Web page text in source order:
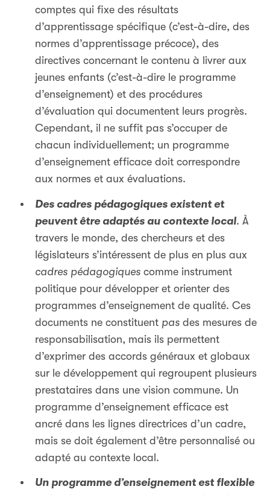
comptes qui fixe des résultats
d’apprentissage spécifique (c’est-à-dire, des
normes d’apprentissage précoce), des
directives concernant le contenu à livrer aux
jeunes enfants (c’est-à-dire le programme
d’enseignement) et des procédures
d’évaluation qui documentent leurs progrès.
Cependant, il ne suffit pas s’occuper de
chacun individuellement; un programme
d’enseignement efficace doit correspondre
aux normes et aux évaluations.
Des cadres pédagogiques existent et
peuvent être adaptés au contexte local. À
travers le monde, des chercheurs et des
législateurs s’intéressent de plus en plus aux
cadres pédagogiques comme instrument
politique pour développer et orienter des
programmes d’enseignement de qualité. Ces
documents ne constituent pas des mesures de
responsabilisation, mais ils permettent
d’exprimer des accords généraux et globaux
sur le développement qui regroupent plusieurs
prestataires dans une vision commune. Un
programme d’enseignement efficace est
ancré dans les lignes directrices d’un cadre,
mais se doit également d’être personnalisé ou
adapté au contexte local.
Un programme d’enseignement est flexible